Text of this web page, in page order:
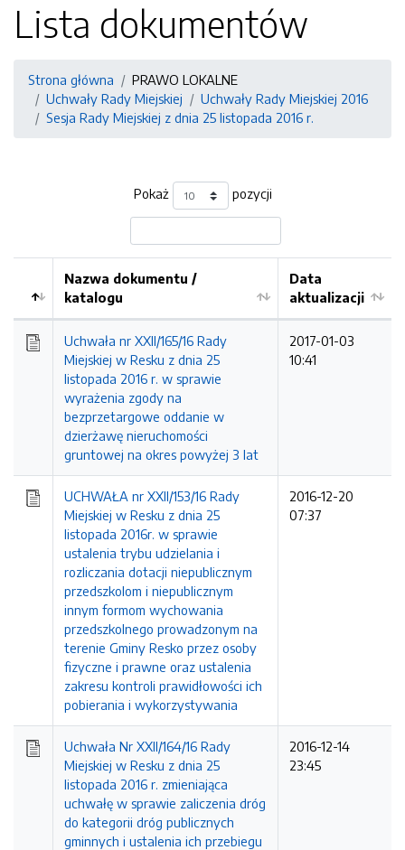
Lista dokumentów
Strona główna
PRAWO LOKALNE
Uchwały Rady Miejskiej
Uchwały Rady Miejskiej 2016
Sesja Rady Miejskiej z dnia 25 listopada 2016 r.
Pokaż pozycji
Nazwa dokumentu /
katalogu
Data
aktualizacji
Uchwała nr XXII/165/16 Rady
Miejskiej w Resku z dnia 25
listopada 2016 r. w sprawie
wyrażenia zgody na
bezprzetargowe oddanie w
dzierżawę nieruchomości
gruntowej na okres powyżej 3 lat
2017-01-03
10:41
UCHWAŁA nr XXII/153/16 Rady
Miejskiej w Resku z dnia 25
listopada 2016r. w sprawie
ustalenia trybu udzielania i
rozliczania dotacji niepublicznym
przedszkolom i niepublicznym
innym formom wychowania
przedszkolnego prowadzonym na
terenie Gminy Resko przez osoby
fizyczne i prawne oraz ustalenia
zakresu kontroli prawidłowości ich
pobierania i wykorzystywania
2016-12-20
07:37
Uchwała Nr XXII/164/16 Rady
Miejskiej w Resku z dnia 25
listopada 2016 r. zmieniająca
uchwałę w sprawie zaliczenia dróg
do kategorii dróg publicznych
gminnych i ustalenia ich przebiegu
2016-12-14
23:45